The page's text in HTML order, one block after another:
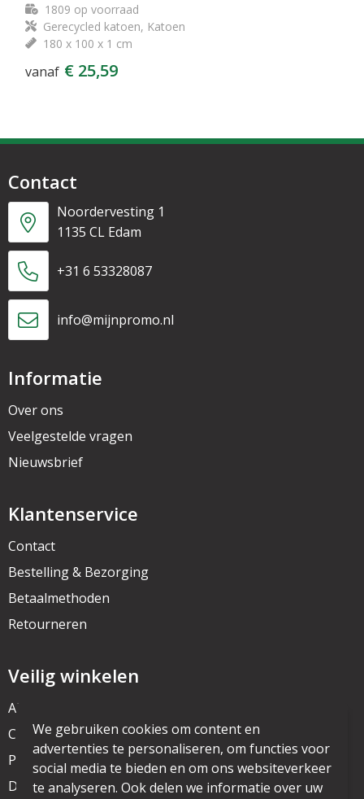
1809 op voorraad
Gerecycled katoen, Katoen
180 x 100 x 1 cm
vanaf € 25,59
Contact
Noordervesting 1
1135 CL Edam
+31 6 53328087
info@mijnpromo.nl
Informatie
Over ons
Veelgestelde vragen
Nieuwsbrief
Klantenservice
Contact
Bestelling & Bezorging
Betaalmethoden
Retourneren
Veilig winkelen
Algemene voorwaarden
Cookieverklaring
Privacyverklaring
Disclaimer
We gebruiken cookies om content en
advertenties te personaliseren, om functies voor
social media te bieden en om ons websiteverkeer
te analyseren. Ook delen we informatie over uw